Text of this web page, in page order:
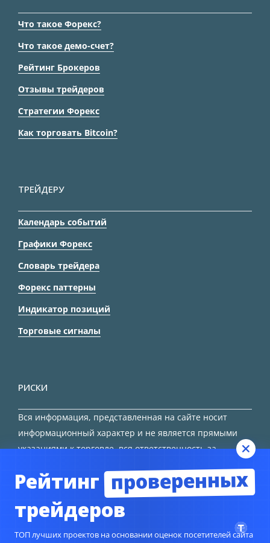
Что такое Форекс?
Что такое демо-счет?
Рейтинг Брокеров
Отзывы трейдеров
Стратегии Форекс
Как торговать Bitcoin?
ТРЕЙДЕРУ
Календарь событий
Графики Форекс
Словарь трейдера
Форекс паттерны
Индикатор позиций
Торговые сигналы
РИСКИ
Вся информация, представленная на сайте носит
информационный характер и не является прямыми
указаниями к торговле, вся ответственность за
Рейтинг проверенных
трейдеров
ТОП лучших проектов на основании оценок посетителей сайта